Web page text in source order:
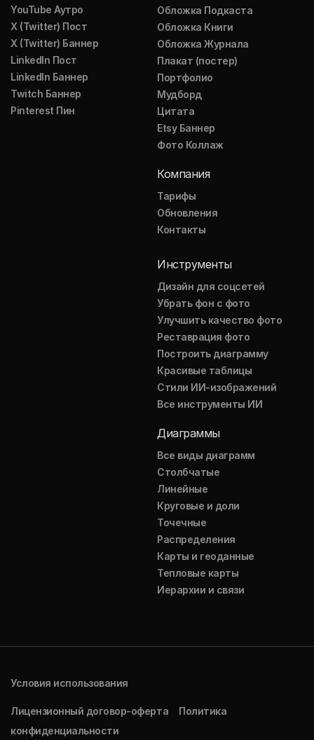
YouTube Аутро
X (Twitter) Пост
X (Twitter) Баннер
LinkedIn Пост
LinkedIn Баннер
Twitch Баннер
Pinterest Пин
Обложка Подкаста
Обложка Книги
Обложка Журнала
Плакат (постер)
Портфолио
Мудборд
Цитата
Etsy Баннер
Фото Коллаж
Компания
Тарифы
Обновления
Контакты
Инструменты
Дизайн для соцсетей
Убрать фон с фото
Улучшить качество фото
Реставрация фото
Построить диаграмму
Красивые таблицы
Стили ИИ-изображений
Все инструменты ИИ
Диаграммы
Все виды диаграмм
Столбчатые
Линейные
Круговые и доли
Точечные
Распределения
Карты и геоданные
Тепловые карты
Иерархии и связи
Условия использования
Лицензионный договор-оферта
Политика
конфиденциальности